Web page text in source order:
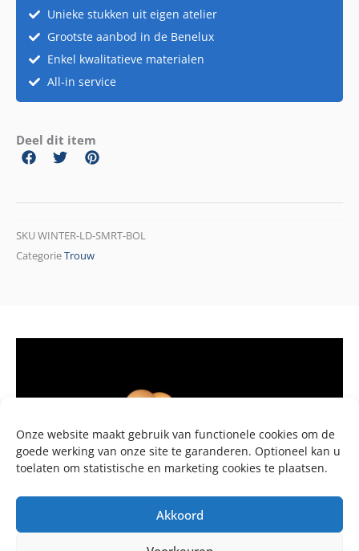
Onze website maakt gebruik van functionele cookies om de
goede werking van onze site te garanderen. Optioneel kan u
toelaten om statistische en marketing cookies te plaatsen.
Akkoord
Unieke stukken uit eigen atelier
Grootste aanbod in de Benelux
Enkel kwalitatieve materialen
All-in service
Deel dit item
SKUWINTER-LD-SMRT-BOL
CategorieTrouw